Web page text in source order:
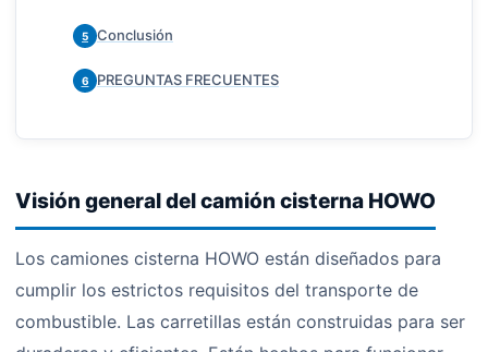
5 Conclusión
6 PREGUNTAS FRECUENTES
Visión general del camión cisterna HOWO
Los camiones cisterna HOWO están diseñados para
cumplir los estrictos requisitos del transporte de
combustible. Las carretillas están construidas para ser